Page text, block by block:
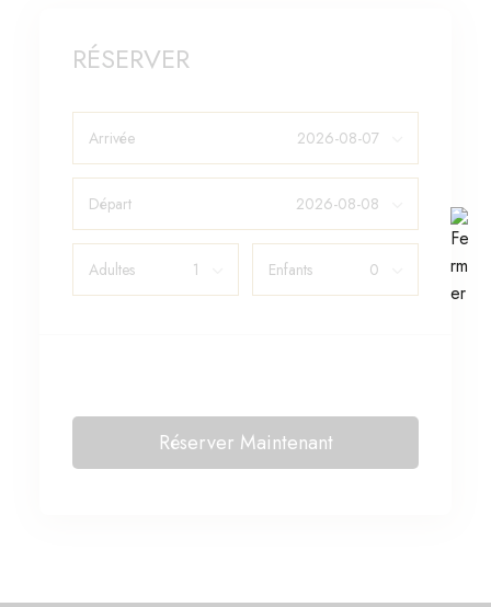
RÉSERVER
Arrivée
Départ
Adultes Enfants
Réserver Maintenant